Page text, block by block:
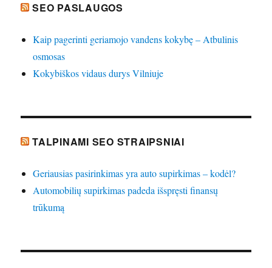
SEO PASLAUGOS
Kaip pagerinti geriamojo vandens kokybę – Atbulinis
osmosas
Kokybiškos vidaus durys Vilniuje
TALPINAMI SEO STRAIPSNIAI
Geriausias pasirinkimas yra auto supirkimas – kodėl?
Automobilių supirkimas padeda išspręsti finansų
trūkumą